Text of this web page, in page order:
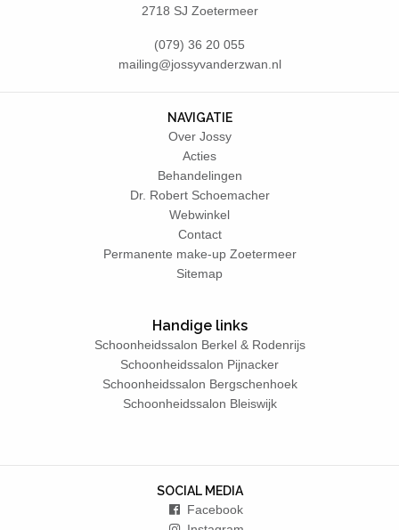
2718 SJ Zoetermeer
(079) 36 20 055
mailing@jossyvanderzwan.nl
NAVIGATIE
Over Jossy
Acties
Behandelingen
Dr. Robert Schoemacher
Webwinkel
Contact
Permanente make-up Zoetermeer
Sitemap
Handige links
Schoonheidssalon Berkel & Rodenrijs
Schoonheidssalon Pijnacker
Schoonheidssalon Bergschenhoek
Schoonheidssalon Bleiswijk
SOCIAL MEDIA
Facebook